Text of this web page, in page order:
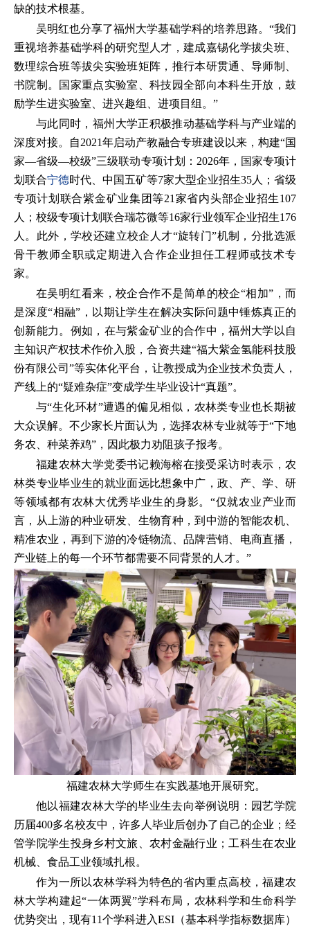
缺的技术根基。
吴明红也分享了福州大学基础学科的培养思路。“我们
重视培养基础学科的研究型人才，建成嘉锡化学拔尖班、
数理综合班等拔尖实验班矩阵，推行本研贯通、导师制、
书院制。国家重点实验室、科技园全部向本科生开放，鼓
励学生进实验室、进兴趣组、进项目组。”
与此同时，福州大学正积极推动基础学科与产业端的
深度对接。自2021年启动产教融合专班建设以来，构建“国
家—省级—校级”三级联动专项计划：2026年，国家专项计
划联合宁德时代、中国五矿等7家大型企业招生35人；省级
专项计划联合紫金矿业集团等21家省内头部企业招生107
人；校级专项计划联合瑞芯微等16家行业领军企业招生176
人。此外，学校还建立校企人才“旋转门”机制，分批选派
骨干教师全职或定期进入合作企业担任工程师或技术专
家。
在吴明红看来，校企合作不是简单的校企“相加”，而
是深度“相融”，以期让学生在解决实际问题中锤炼真正的
创新能力。例如，在与紫金矿业的合作中，福州大学以自
主知识产权技术作价入股，合资共建“福大紫金氢能科技股
份有限公司”等实体化平台，让教授成为企业技术负责人，
产线上的“疑难杂症”变成学生毕业设计“真题”。
与“生化环材”遭遇的偏见相似，农林类专业也长期被
大众误解。不少家长片面认为，选择农林专业就等于“下地
务农、种菜养鸡”，因此极力劝阻孩子报考。
福建农林大学党委书记赖海榕在接受采访时表示，农
林类专业毕业生的就业面远比想象中广，政、产、学、研
等领域都有农林大优秀毕业生的身影。“仅就农业产业而
言，从上游的种业研发、生物育种，到中游的智能农机、
精准农业，再到下游的冷链物流、品牌营销、电商直播，
产业链上的每一个环节都需要不同背景的人才。”
福建农林大学师生在实践基地开展研究。
他以福建农林大学的毕业生去向举例说明：园艺学院
历届400多名校友中，许多人毕业后创办了自己的企业；经
管学院学生投身乡村文旅、农村金融行业；工科生在农业
机械、食品工业领域扎根。
作为一所以农林学科为特色的省内重点高校，福建农
林大学构建起“一体两翼”学科布局，农林科学和生命科学
优势突出，现有11个学科进入ESI（基本科学指标数据库）